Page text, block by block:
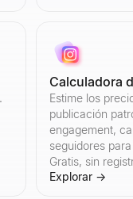
Calculadora
Estime los
publicación
engagement,
seguidores
Gratis, sin
Explorar→